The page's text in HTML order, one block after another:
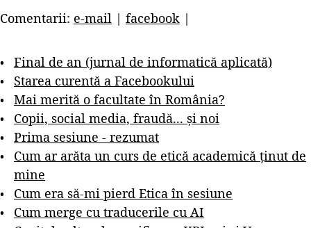
Comentarii: e-mail | facebook |
Final de an (jurnal de informatică aplicată)
Starea curentă a Facebookului
Mai merită o facultate în România?
Copii, social media, fraudă... și noi
Prima sesiune - rezumat
Cum ar arăta un curs de etică academică ținut de
mine
Cum era să-mi pierd Etica în sesiune
Cum merge cu traducerile cu AI